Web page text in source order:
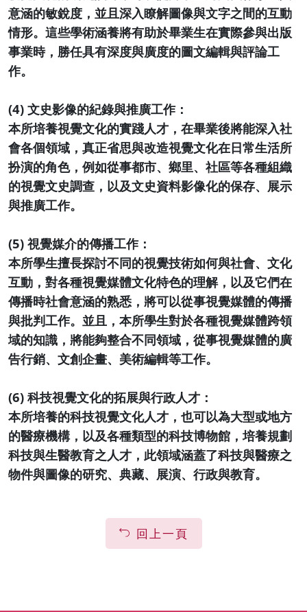
意涵的敏銳度，並且深入瞭解圖像與文字之間的互動
情形。這些學術涵養將有助於畢業生在實際參與出版
事業時，勝任具有深度與廣度的圖文編輯與評論工
作。
(4) 文史影像的紀錄與推廣工作：
本所培養視覺文化的實踐人才，在畢業後將能深入社
會各個領域，真正省思與改造視覺文化在日常生活所
扮演的角色，例如從事都市、鄉里、社區等各種組織
的視覺文史調查，以及文史資料影像化的保存、展示
與推廣工作。
(5) 視覺媒介的傳播工作：
本所學生擅長探討不同的視覺技術如何與社會、文化
互動，對各種視覺媒體文化特色的理解，以及它們在
傳播時社會意涵的熟悉，將可以從事視覺媒體的傳播
與批判工作。並且，本所學生對於各種視覺媒體跨領
域的知識，將能夠整合不同領域，從事視覺媒體的廣
告行銷、文創企畫、美術編輯等工作。
(6) 科技視覺文化的拓展與行政人才：
本所培養的科技視覺文化人才，也可以為大型或地方
的醫療機構，以及各種類型的科技博物館，培養規劃
科技與生醫教育之人才，此領域涵蓋了科技與醫療之
物件與圖像的研究、典藏、展演、行政與教育。
回上一頁